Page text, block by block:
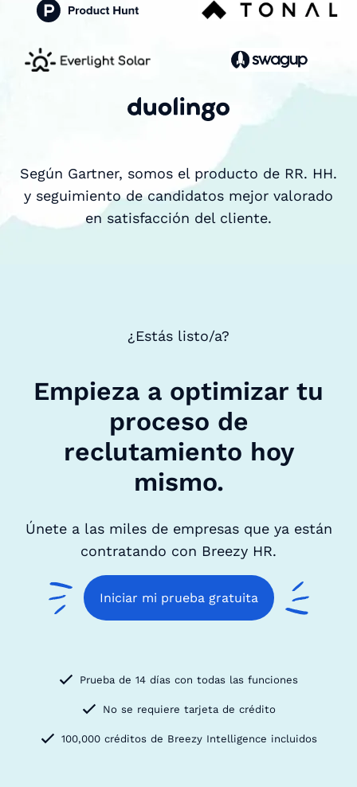
Según Gartner, somos el producto de RR. HH.
y seguimiento de candidatos mejor valorado
en satisfacción del cliente.
¿Estás listo/a?
Empieza a optimizar tu
proceso de
reclutamiento hoy
mismo.
Únete a las miles de empresas que ya están
contratando con Breezy HR.
Iniciar mi prueba gratuita
Prueba de 14 días con todas las funciones
No se requiere tarjeta de crédito
100,000 créditos de Breezy Intelligence incluidos